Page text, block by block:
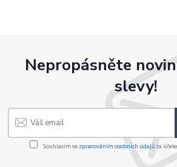
Nepropásněte
slevy!
Souhlasím se zpracováním osobních údajůza